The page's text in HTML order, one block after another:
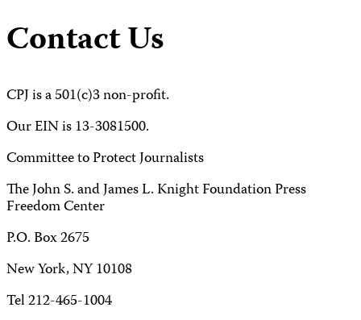
Contact Us
CPJ is a 501(c)3 non-profit.
Our EIN is 13-3081500.
Committee to Protect Journalists
The John S. and James L. Knight Foundation Press
Freedom Center
P.O. Box 2675
New York, NY 10108
Tel 212-465-1004